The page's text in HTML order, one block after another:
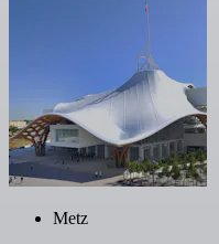
Metz